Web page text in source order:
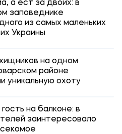
а ест за двоих: в
заповеднике
из самых маленьких
Украины
на одном
районе
уникальную охоту
на балконе: в
заинтересовало